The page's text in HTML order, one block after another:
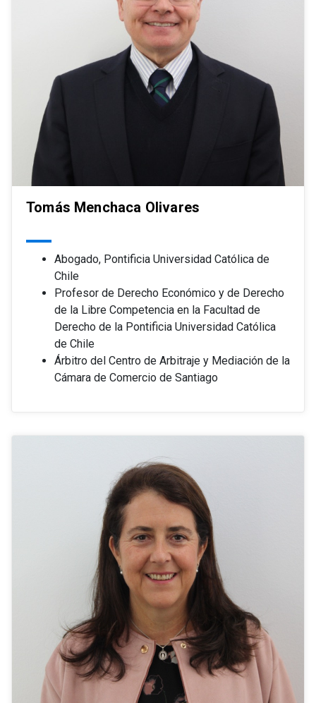
Tomás Menchaca Olivares
Abogado, Pontificia Universidad Católica de
Chile
Profesor de Derecho Económico y de Derecho
de la Libre Competencia en la Facultad de
Derecho de la Pontificia Universidad Católica
de Chile
Árbitro del Centro de Arbitraje y Mediación de la
Cámara de Comercio de Santiago